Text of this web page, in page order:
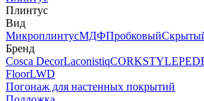
Плинтус
Вид
МикроплинтусМДФПробковый
Бренд
Cosca DecorLaconistiqCORKSTYLE
FloorLWD
Погонаж для настенных покрытий